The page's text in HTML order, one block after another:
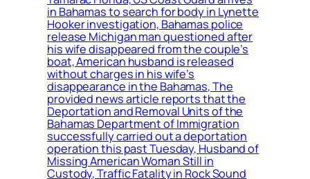
in Bahamas to search for body in Lynette
Hooker investigation, Bahamas police
release Michigan man questioned after
his wife disappeared from the couple’s
boat, American husband is released
without charges in his wife’s
disappearance in the Bahamas, The
provided news article reports that the
Deportation and Removal Units of the
Bahamas Department of Immigration
successfully carried out a deportation
operation this past Tuesday, Husband of
Missing American Woman Still in
Custody, Traffic Fatality in Rock Sound